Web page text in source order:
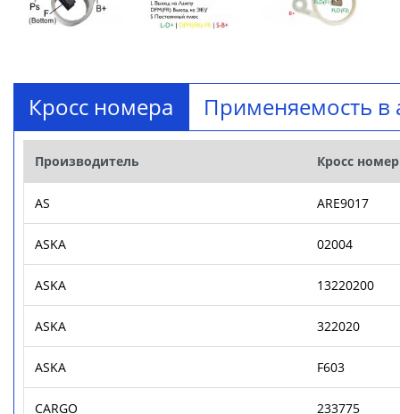
Кросс номера Применяемость в
Производитель Кросс номер
AS ARE9017
ASKA 02004
ASKA 13220200
ASKA 322020
ASKA F603
CARGO 233775